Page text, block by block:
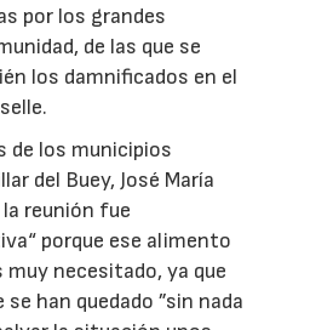
por los grandes
de las que se
los damnificados en el
de los municipios
del Buey, José María
reunión fue
porque ese alimento
muy necesitado, ya que
han quedado ”sin nada